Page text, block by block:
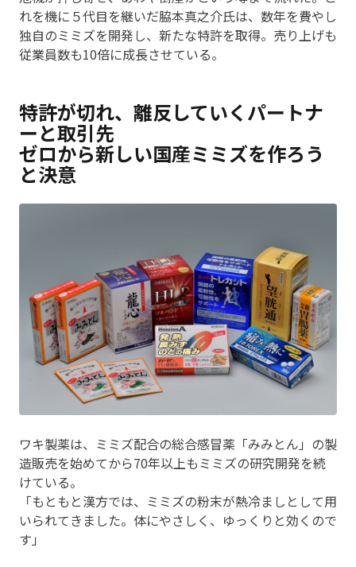
れを機に５代目を継いだ脇本真之介氏は、数年を費やし
独自のミミズを開発し、新たな特許を取得。売り上げも
従業員数も10倍に成長させている。
特許が切れ、離反していくパートナ
ーと取引先
ゼロから新しい国産ミミズを作ろう
と決意
ワキ製薬は、ミミズ配合の総合感冒薬「みみとん」の製
造販売を始めてから70年以上もミミズの研究開発を続
けている。
「もともと漢方では、ミミズの粉末が熱冷ましとして用
いられてきました。体にやさしく、ゆっくりと効くので
す」